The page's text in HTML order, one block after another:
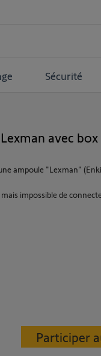
Sécurité
avec
ampoule "Lexman"
impossible de
Participer